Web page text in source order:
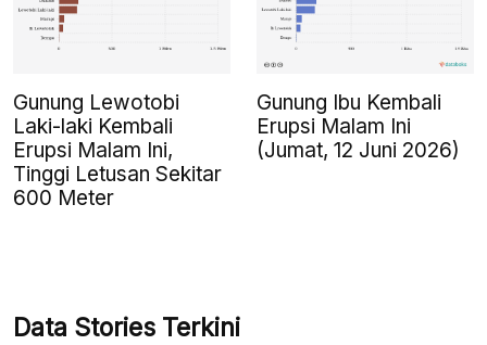
Gunung Lewotobi
Laki-laki Kembali
Erupsi Malam Ini,
Tinggi Letusan Sekitar
600 Meter
Gunung Ibu Kembali
Erupsi Malam Ini
(Jumat, 12 Juni 2026)
Data Stories Terkini